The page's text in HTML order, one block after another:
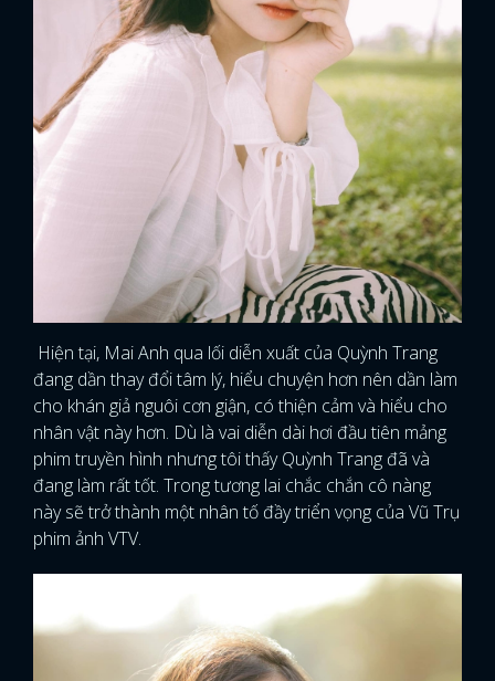
Hiện tại, Mai Anh qua lối diễn xuất của Quỳnh Trang
đang dần thay đổi tâm lý, hiểu chuyện hơn nên dần làm
cho khán giả nguôi cơn giận, có thiện cảm và hiểu cho
nhân vật này hơn. Dù là vai diễn dài hơi đầu tiên mảng
phim truyền hình nhưng tôi thấy Quỳnh Trang đã và
đang làm rất tốt. Trong tương lai chắc chắn cô nàng
này sẽ trở thành một nhân tố đầy triển vọng của Vũ Trụ
phim ảnh VTV.